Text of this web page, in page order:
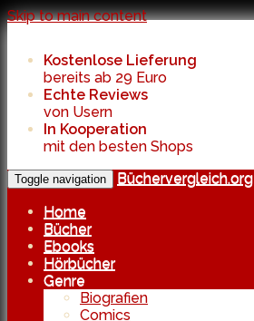
Skip to main content
Kostenlose Lieferung
bereits ab 29 Euro
Echte Reviews
von Usern
In Kooperation
mit den besten Shops
Toggle navigation
Büchervergleich.org
Home
Bücher
Ebooks
Hörbücher
Genre
Biografien
Comics